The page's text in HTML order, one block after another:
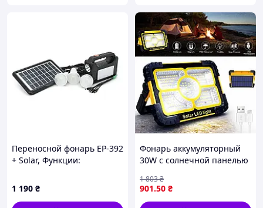
Переносной фонарь EP-392
+ Solar, Функции:
6V/4000mAh, 3 выносные
лампочки 3W,
1 190 ₴
Фонарь аккумуляторный
30W с солнечной панелью
кемпинга и активного
отдыха
901.50 ₴
1 803₴